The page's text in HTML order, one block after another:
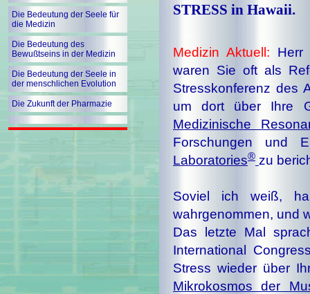
Die Bedeutung der Seele für
die Medizin
Die Bedeutung des
Bewußtseins in der Medizin
Die Bedeutung der Seele in
der menschlichen Evolution
Die Zukunft der Pharmazie
STRESS in Hawaii.
Medizin Aktuell: Herr
waren Sie oft als
Stresskonferenz des
um dort über Ihre
Medizinische
Forschungen und
Laboratories® zu
Soviel ich weiß,
wahrgenommen, und
Das letzte Mal
International
Stress wieder über
Mikrokosmos der